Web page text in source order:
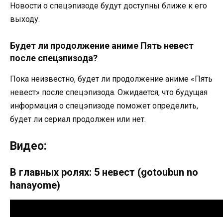
Новости о спецэпизоде будут доступны ближе к его
выходу.
Будет ли продолжение аниме Пять невест
после спецэпизода?
Пока неизвестно, будет ли продолжение аниме «Пять
невест» после спецэпизода. Ожидается, что будущая
информация о спецэпизоде поможет определить,
будет ли сериал продолжен или нет.
Видео:
В главных ролях: 5 невест (gotoubun no
hanayome)